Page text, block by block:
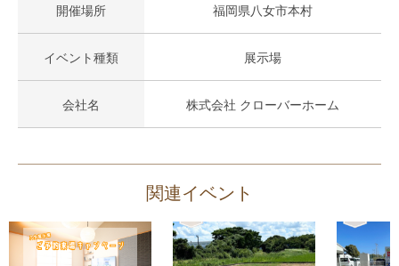
開催場所 福岡県八女市本村
イベント種類 展示場
会社名 株式会社 クローバーホーム
関連イベント